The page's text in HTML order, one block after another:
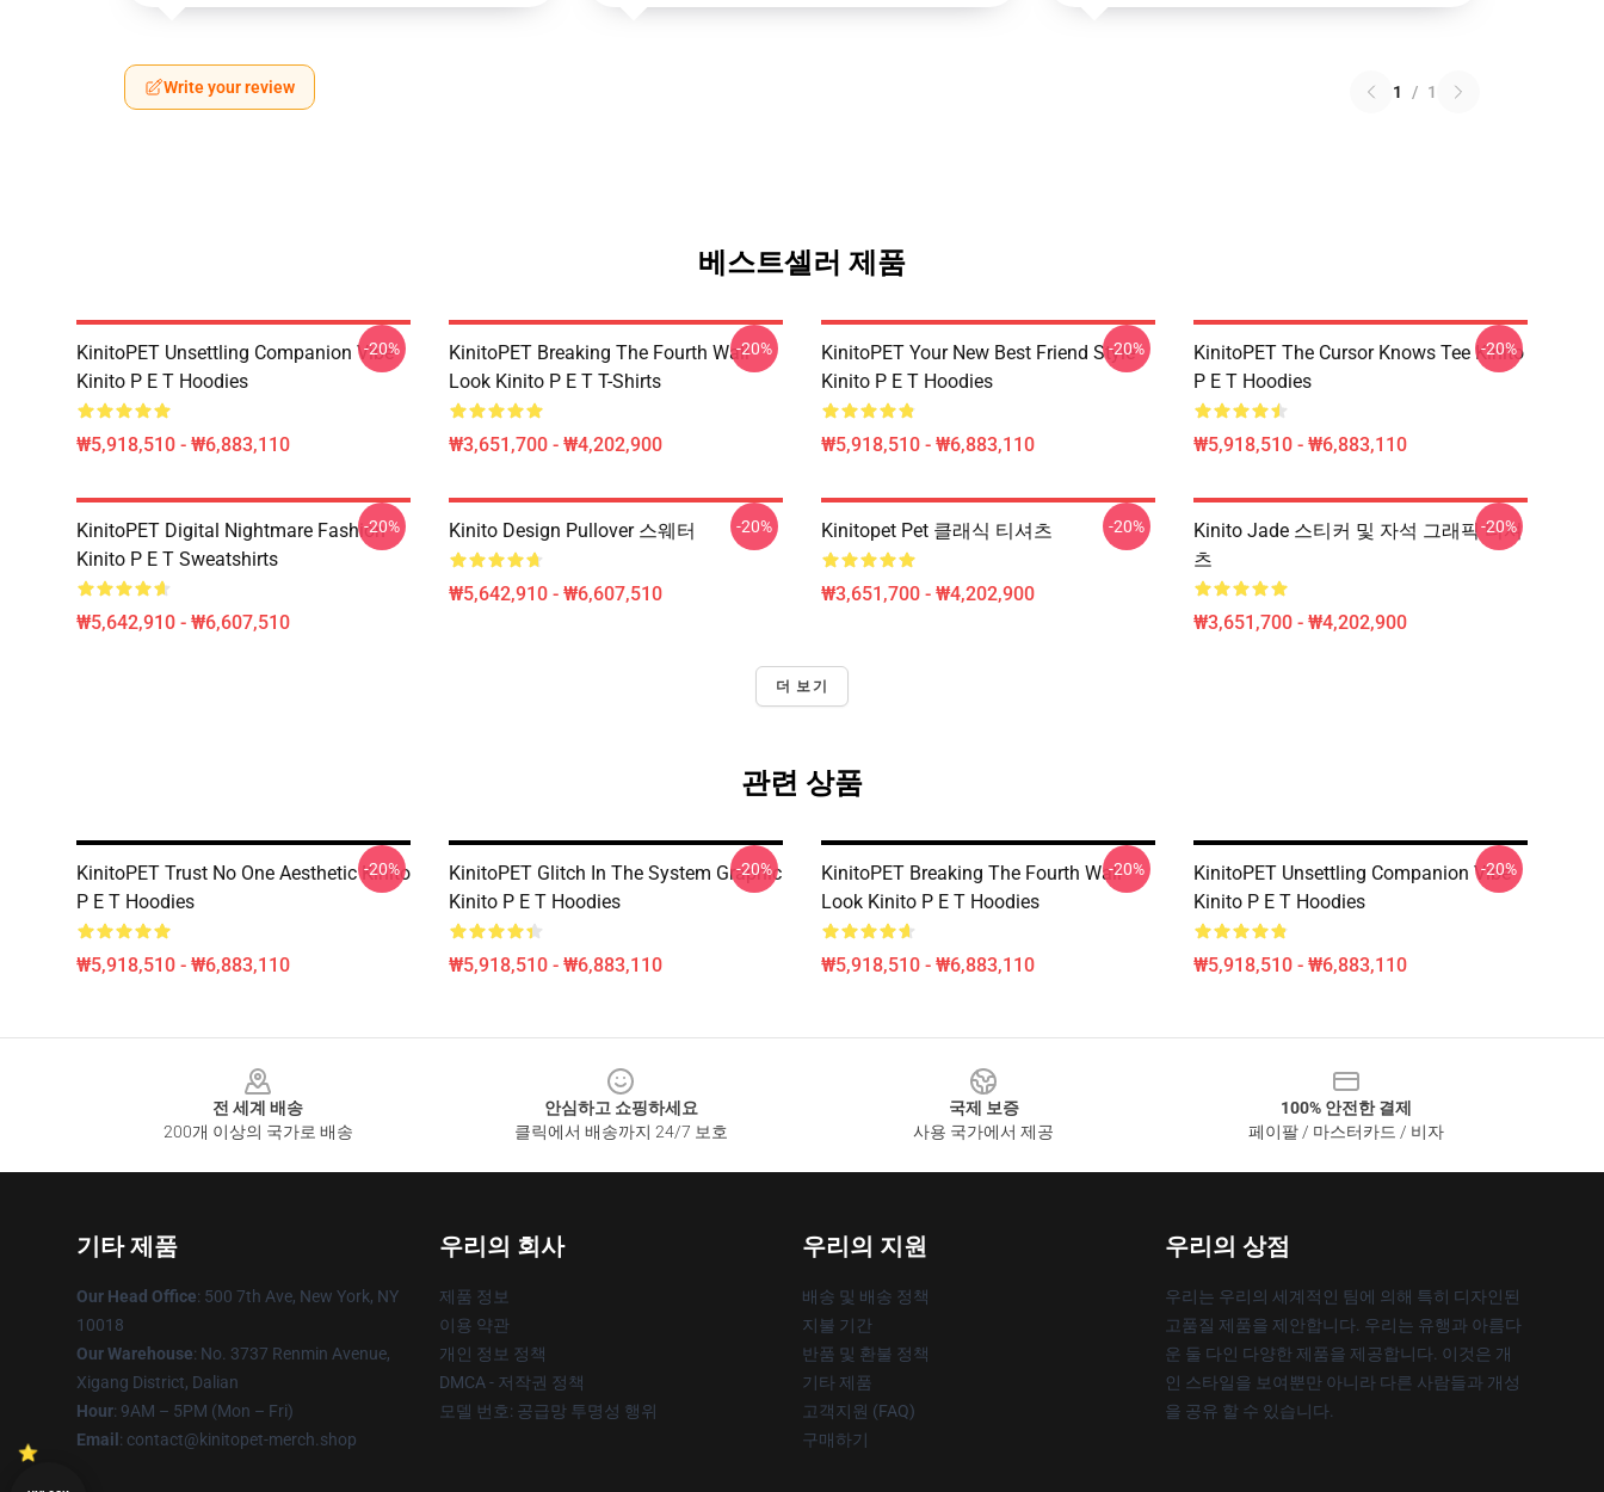
Write your review 1 / 1
베스트셀러 제품
KinitoPET Unsettling Companion Vibe
Kinito P E T Hoodies
₩5,918,510 - ₩6,883,110
-20%
KinitoPET Breaking The Fourth Wall
Look Kinito P E T T-Shirts
₩3,651,700 - ₩4,202,900
-20%
KinitoPET Your New Best Friend Style
Kinito P E T Hoodies
₩5,918,510 - ₩6,883,110
-20%
KinitoPET The Cursor Knows Tee Kinito
P E T Hoodies
₩5,918,510 - ₩6,883,110
-20%
KinitoPET Digital Nightmare Fashion
Kinito P E T Sweatshirts
₩5,642,910 - ₩6,607,510
-20% Kinito Design Pullover 스웨터
₩5,642,910 - ₩6,607,510
-20% Kinitopet Pet 클래식 티셔츠
₩3,651,700 - ₩4,202,900
-20%
Kinito Jade 스티커 및 자석 그래픽 티셔
츠
₩3,651,700 - ₩4,202,900
-20%
더 보기
관련 상품
KinitoPET Trust No One Aesthetic Kinito
P E T Hoodies
₩5,918,510 - ₩6,883,110
-20%
KinitoPET Glitch In The System Graphic
Kinito P E T Hoodies
₩5,918,510 - ₩6,883,110
-20%
KinitoPET Breaking The Fourth Wall
Look Kinito P E T Hoodies
₩5,918,510 - ₩6,883,110
-20%
KinitoPET Unsettling Companion Vibe
Kinito P E T Hoodies
₩5,918,510 - ₩6,883,110
-20%
전 세계 배송
200개 이상의 국가로 배송
안심하고 쇼핑하세요
클릭에서 배송까지 24/7 보호
국제 보증
사용 국가에서 제공
100% 안전한 결제
페이팔 / 마스터카드 / 비자
기타 제품
Our Head Office: 500 7th Ave, New York, NY
10018
Our Warehouse: No. 3737 Renmin Avenue,
Xigang District, Dalian
Hour: 9AM – 5PM (Mon – Fri)
Email : contact@kinitopet-merch.shop
우리의 회사
제품 정보
이용 약관
개인 정보 정책
DMCA - 저작권 정책
모델 번호: 공급망 투명성 행위
우리의 지원
배송 및 배송 정책
지불 기간
반품 및 환불 정책
기타 제품
고객지원 (FAQ)
구매하기
우리의 상점
우리는 우리의 세계적인 팀에 의해 특히 디자인된
고품질 제품을 제안합니다. 우리는 유행과 아름다
운 둘 다인 다양한 제품을 제공합니다. 이것은 개
인 스타일을 보여뿐만 아니라 다른 사람들과 개성
을 공유 할 수 있습니다.